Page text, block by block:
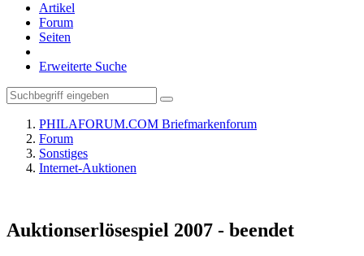
Artikel
Forum
Seiten
Erweiterte Suche
PHILAFORUM.COM Briefmarkenforum
Forum
Sonstiges
Internet-Auktionen
Auktionserlösespiel 2007 - beendet